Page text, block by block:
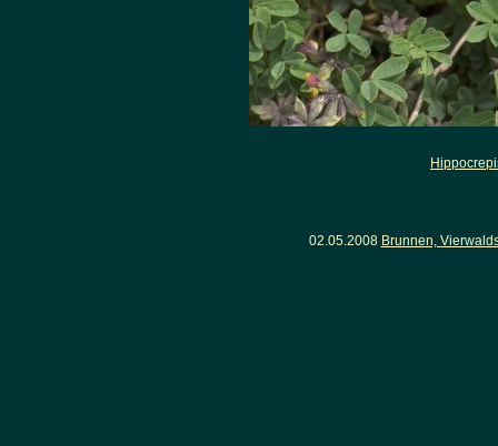
02.05.2008 Brunnen,